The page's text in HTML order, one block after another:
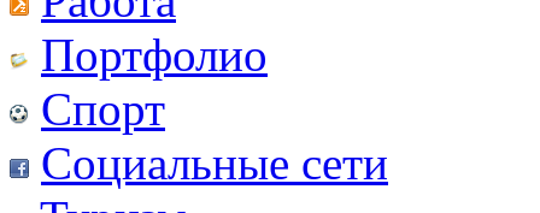
Портфолио
Спорт
Социальные сети